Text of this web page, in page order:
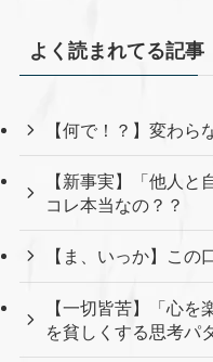
よく読まれてる記事
【何で！？】変わら
【新事実】「他人と
コレ本当なの？？
【ま、いっか】この
【一切皆苦】「心
を貧しくする思考パ